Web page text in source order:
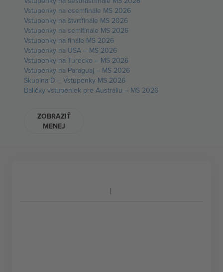
Vstupenky na osemfinále MS 2026
Vstupenky na štvrťfinále MS 2026
Vstupenky na semifinále MS 2026
Vstupenky na finále MS 2026
Vstupenky na USA – MS 2026
Vstupenky na Turecko – MS 2026
Vstupenky na Paraguaj – MS 2026
Skupina D – Vstupenky MS 2026
Balíčky vstupeniek pre Austráliu – MS 2026
ZOBRAZIŤ
MENEJ